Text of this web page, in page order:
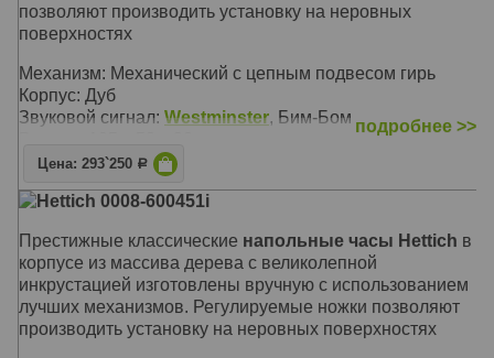
позволяют производить установку на неровных
поверхностях
Механизм: Механический с цепным подвесом гирь
Корпус: Дуб
Звуковой сигнал: Westminster, Бим-Бом подробнее >>
Цена: 293`250 Р
Hettich 0008-600451i
Престижные классические напольные часы Hettich в
корпусе из массива дерева с великолепной
инкрустацией изготовлены вручную с использованием
лучших механизмов. Регулируемые ножки позволяют
производить установку на неровных поверхностях